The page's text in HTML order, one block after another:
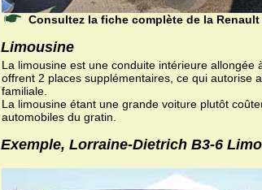
Consultez la fiche complète de la
Limousine
La limousine est une conduite intérieure
offrent 2 places supplémentaires, ce qui autorise
familiale.
La limousine étant une grande voiture plutôt
automobiles du gratin.
Exemple, Lorraine-Dietrich B3-6